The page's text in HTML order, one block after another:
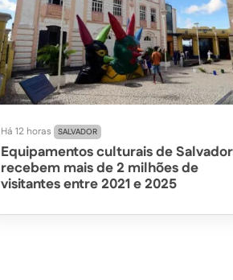
Há 12 horas SALVADOR
Equipamentos culturais de Salvador
recebem mais de 2 milhões de
visitantes entre 2021 e 2025